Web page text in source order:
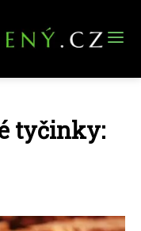
tyčinky: